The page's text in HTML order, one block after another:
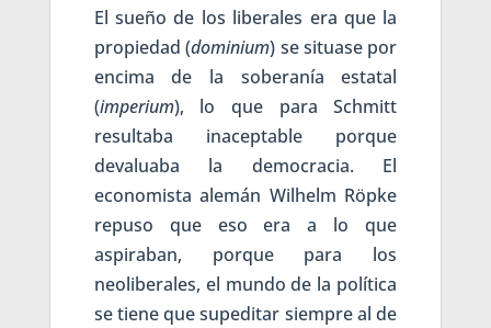
El sueño de los liberales era que la
propiedad (dominium) se situase por
encima de la soberanía estatal
(imperium), lo que para Schmitt
resultaba inaceptable porque
devaluaba la democracia. El
economista alemán Wilhelm Röpke
repuso que eso era a lo que
aspiraban, porque para los
neoliberales, el mundo de la política
se tiene que supeditar siempre al de